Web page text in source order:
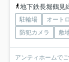
地下鉄長堀鶴見
駐輪場 オート
防犯カメラ
敷
アンティホームで